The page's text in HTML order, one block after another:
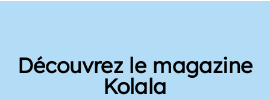
Découvrez le magazine
Kolala